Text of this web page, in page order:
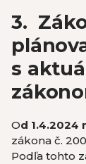
3.
s
Od 1.4.2024
zákona č.
Podľa tohto